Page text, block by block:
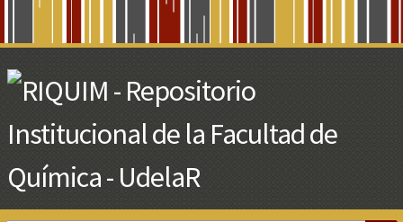
Main
Content